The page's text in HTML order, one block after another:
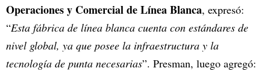
Operaciones y Comercial de Línea Blanca, expresó:
“Esta fábrica de línea blanca cuenta con estándares de
nivel global, ya que posee la infraestructura y la
tecnología de punta necesarias”. Presman, luego agregó: